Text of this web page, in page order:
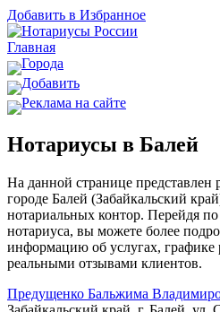
Добавить в Избранное
Главная
Города
Добавить
Реклама на сайте
Нотариусы в Балей
На данной странице представлен
городе Балей (Забайкальский
нотариальных контор. Перейдя
нотариуса, вы можете более
информацию об услугах, графике
реальными отзывами клиентов.
Предущенко Бальжима